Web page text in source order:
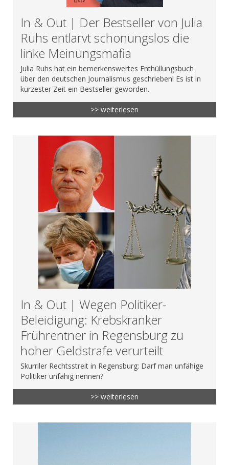
In & Out | Der Bestseller von Julia
Ruhs entlarvt schonungslos die
linke Meinungsmafia
Julia Ruhs hat ein bemerkenswertes Enthüllungsbuch
über den deutschen Journalismus geschrieben! Es ist in
kürzester Zeit ein Bestseller geworden.
>> weiterlesen
In & Out | Wegen Politiker-
Beleidigung: Krebskranker
Frührentner in Regensburg zu
hoher Geldstrafe verurteilt
Skurriler Rechtsstreit in Regensburg: Darf man unfähige
Politiker unfähig nennen?
>> weiterlesen